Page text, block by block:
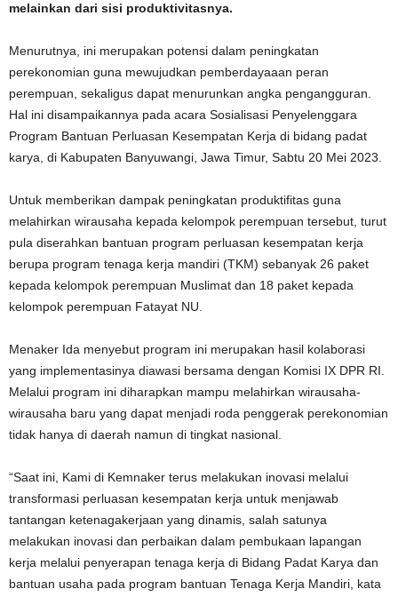
melainkan dari sisi produktivitasnya.
Menurutnya, ini merupakan potensi dalam peningkatan
perekonomian guna mewujudkan pemberdayaaan peran
perempuan, sekaligus dapat menurunkan angka pengangguran.
Hal ini disampaikannya pada acara Sosialisasi Penyelenggara
Program Bantuan Perluasan Kesempatan Kerja di bidang padat
karya, di Kabupaten Banyuwangi, Jawa Timur, Sabtu 20 Mei 2023.
Untuk memberikan dampak peningkatan produktifitas guna
melahirkan wirausaha kepada kelompok perempuan tersebut, turut
pula diserahkan bantuan program perluasan kesempatan kerja
berupa program tenaga kerja mandiri (TKM) sebanyak 26 paket
kepada kelompok perempuan Muslimat dan 18 paket kepada
kelompok perempuan Fatayat NU.
Menaker Ida menyebut program ini merupakan hasil kolaborasi
yang implementasinya diawasi bersama dengan Komisi IX DPR RI.
Melalui program ini diharapkan mampu melahirkan wirausaha-
wirausaha baru yang dapat menjadi roda penggerak perekonomian
tidak hanya di daerah namun di tingkat nasional.
“Saat ini, Kami di Kemnaker terus melakukan inovasi melalui
transformasi perluasan kesempatan kerja untuk menjawab
tantangan ketenagakerjaan yang dinamis, salah satunya
melakukan inovasi dan perbaikan dalam pembukaan lapangan
kerja melalui penyerapan tenaga kerja di Bidang Padat Karya dan
bantuan usaha pada program bantuan Tenaga Kerja Mandiri, kata